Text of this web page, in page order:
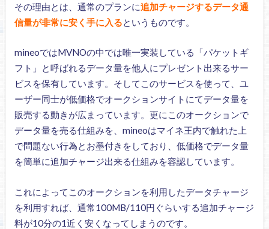
その理由とは、通常のプランに追加チャージするデータ通
信量が非常に安く手に入るというものです。
mineoではMVNOの中では唯一実装している「パケットギ
フト」と呼ばれるデータ量を他人にプレゼント出来るサー
ビスを保有しています。そしてこのサービスを使って、ユ
ーザー同士が低価格でオークションサイトにてデータ量を
販売する動きが広まっています。更にこのオークションで
データ量を売る仕組みを、mineoはマイネ王内で触れた上
で問題ない行為とお墨付きをしており、低価格でデータ量
を簡単に追加チャージ出来る仕組みを容認しています。
これによってこのオークションを利用したデータチャージ
を利用すれば、通常100MB/110円ぐらいする追加チャージ
料が10分の1近く安くなってしまうのです。